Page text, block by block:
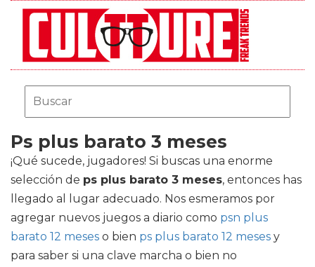
Ps plus barato 3 meses
¡Qué sucede, jugadores! Si buscas una enorme
selección de ps plus barato 3 meses, entonces has
llegado al lugar adecuado. Nos esmeramos por
agregar nuevos juegos a diario como psn plus
barato 12 meses o bien ps plus barato 12 meses y
para saber si una clave marcha o bien no